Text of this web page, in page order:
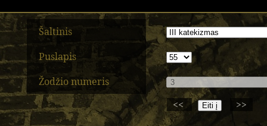
Šaltinis
Puslapis
Žodžio numeris
<<
>>